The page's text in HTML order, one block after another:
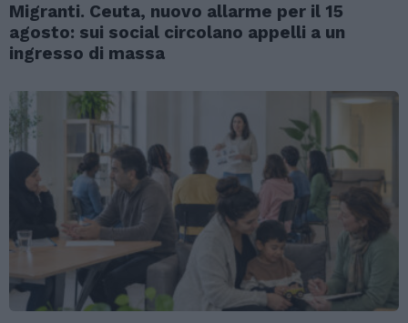
Migranti. Ceuta, nuovo allarme per il 15
agosto: sui social circolano appelli a un
ingresso di massa